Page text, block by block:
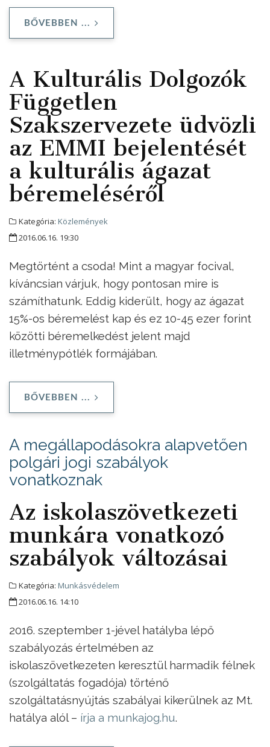
BŐVEBBEN ...
A Kulturális Dolgozók
Független
Szakszervezete üdvözli
az EMMI bejelentését
a kulturális ágazat
béremeléséről
Kategória: Közlemények
2016.06.16. 19:30
Megtörtént a csoda! Mint a magyar focival,
kíváncsian várjuk, hogy pontosan mire is
számíthatunk. Eddig kiderült, hogy az ágazat
15%-os béremelést kap és ez 10-45 ezer forint
közötti béremelkedést jelent majd
illetménypótlék formájában.
BŐVEBBEN ...
A megállapodásokra alapvetően
polgári jogi szabályok
vonatkoznak
Az iskolaszövetkezeti
munkára vonatkozó
szabályok változásai
Kategória: Munkásvédelem
2016.06.16. 14:10
2016. szeptember 1-jével hatályba lépő
szabályozás értelmében az
iskolaszövetkezeten keresztül harmadik félnek
(szolgáltatás fogadója) történő
szolgáltatásnyújtás szabályai kikerülnek az Mt.
hatálya alól – írja a munkajog.hu.